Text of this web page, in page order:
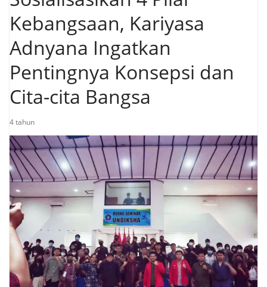
Kebangsaan, Kariyasa
Adnyana Ingatkan
Pentingnya Konsepsi dan
Cita-cita Bangsa
4 tahun